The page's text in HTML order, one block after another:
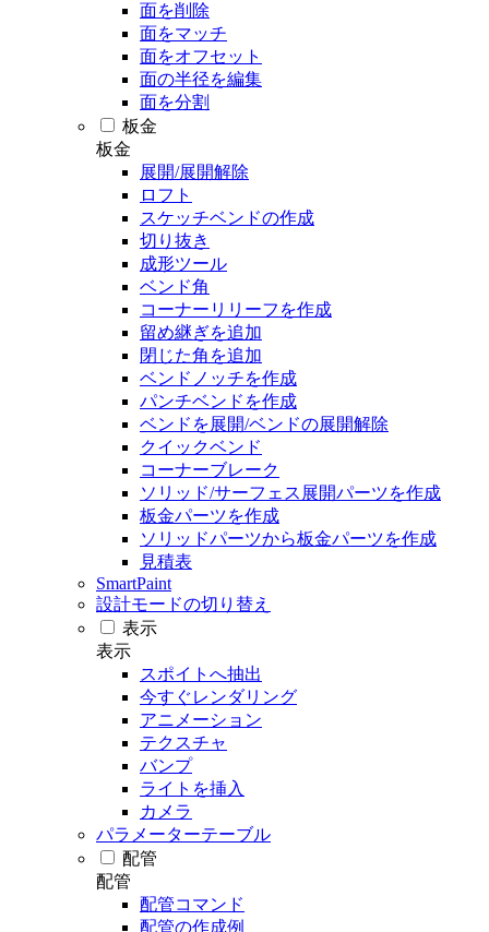
面を削除
面をマッチ
面をオフセット
面の半径を編集
面を分割
板金
板金
展開/展開解除
ロフト
スケッチベンドの作成
切り抜き
成形ツール
ベンド角
コーナーリリーフを作成
留め継ぎを追加
閉じた角を追加
ベンドノッチを作成
パンチベンドを作成
ベンドを展開/ベンドの展開解除
クイックベンド
コーナーブレーク
ソリッド/サーフェス展開パーツを作成
板金パーツを作成
ソリッドパーツから板金パーツを作成
見積表
SmartPaint
設計モードの切り替え
表示
表示
スポイトへ抽出
今すぐレンダリング
アニメーション
テクスチャ
バンプ
ライトを挿入
カメラ
パラメーターテーブル
配管
配管
配管コマンド
配管の作成例